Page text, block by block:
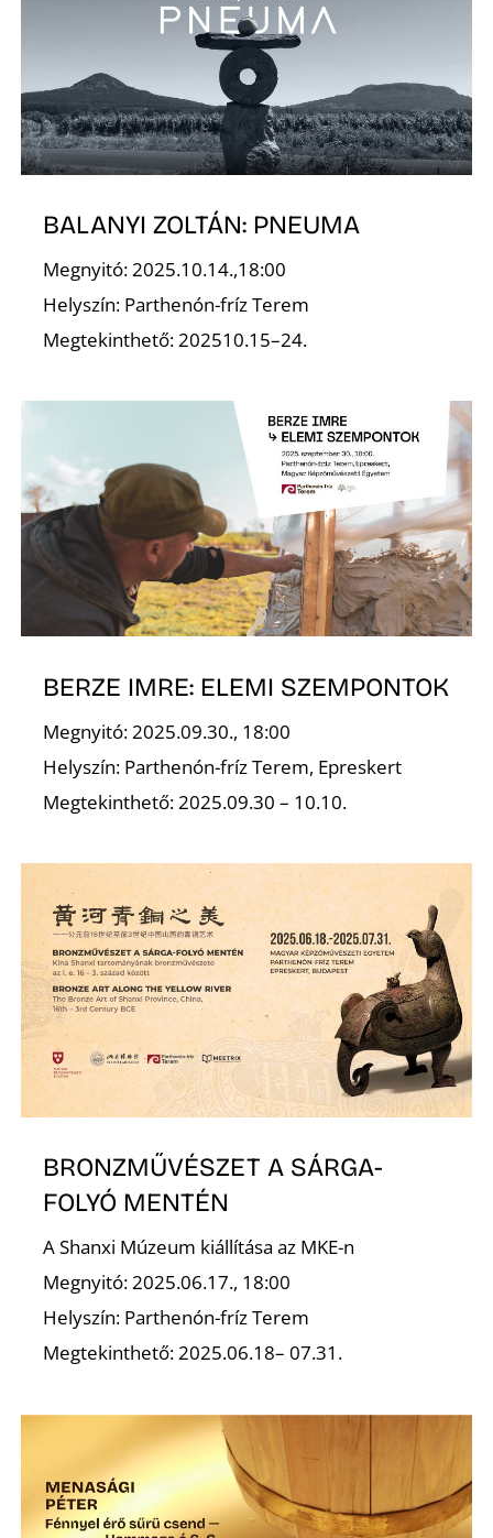
BALANYI ZOLTÁN: PNEUMA
Megnyitó: 2025.10.14.,18:00
Helyszín: Parthenón-fríz Terem
Megtekinthető: 202510.15–24.
BERZE IMRE: ELEMI SZEMPONTOK
Megnyitó: 2025.09.30., 18:00
Helyszín: Parthenón-fríz Terem, Epreskert
Megtekinthető: 2025.09.30 – 10.10.
BRONZMŰVÉSZET A SÁRGA-
FOLYÓ MENTÉN
A Shanxi Múzeum kiállítása az MKE-n
Megnyitó: 2025.06.17., 18:00
Helyszín: Parthenón-fríz Terem
Megtekinthető: 2025.06.18– 07.31.